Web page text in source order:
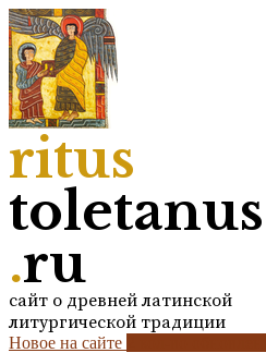
ritus
toletanus
.ru
сайт о древней латинской
литургической традиции
Новое на сайте